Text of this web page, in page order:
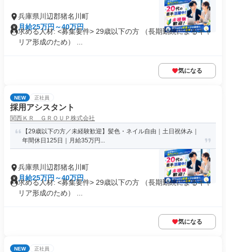
兵庫県川辺郡猪名川町
月給25万円～40万円
求める人材: <募集要件> 29歳以下の方 （長期勤続によるキャ
リア形成のため） ...
気になる
NEW 正社員
採用アシスタント
関西ＫＲ ＧＲＯＵＰ株式会社
【29歳以下の方／未経験歓迎】髪色・ネイル自由｜土日祝休み｜
年間休日125日｜月給35万円...
兵庫県川辺郡猪名川町
月給25万円～40万円
求める人材: <募集要件> 29歳以下の方 （長期勤続によるキャ
リア形成のため） ...
気になる
NEW 正社員